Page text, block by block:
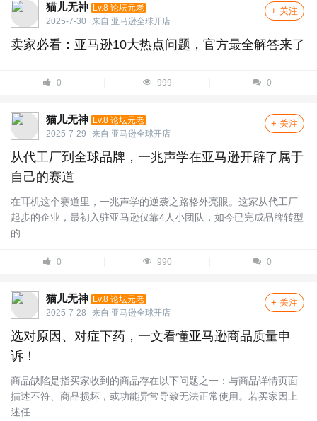
猫儿无神 Lv.8 论坛元老
2025-7-30
来自 亚马逊全球开店
+ 关注
卖家必看：亚马逊10大热点问题，官方最全解答来了
0 999 0
猫儿无神 Lv.8 论坛元老
2025-7-29
来自 亚马逊全球开店
+ 关注
从代工厂到全球品牌，一兆声学在亚马逊开辟了属于
自己的赛道
在耳机这个赛道里，一兆声学的逆袭之路格外亮眼。这家从代工厂
起步的企业，最初入驻亚马逊仅靠4人小团队，如今已完成品牌转型
的 ...
0 990 0
猫儿无神 Lv.8 论坛元老
2025-7-28
来自 亚马逊全球开店
+ 关注
选对原因、对症下药，一文看懂亚马逊商品质量申
诉！
商品缺陷是指买家收到的商品存在以下问题之一：与商品详情页面
描述不符、商品损坏，或功能异常导致无法正常使用。若买家因上
述任 ...